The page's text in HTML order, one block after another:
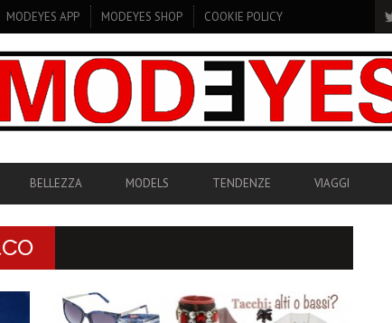
MODEYES APP MODEYES SHOP COOKIE POLICY
BELLEZZA MODELS TENDENZE VIAGGI